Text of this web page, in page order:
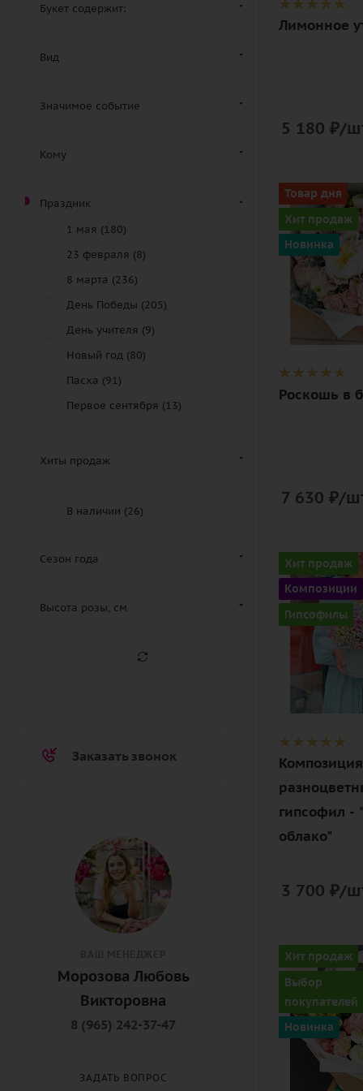
Лимонное
5 180 ₽/
Товар дня
Хит продаж
Новинка
Цвет
кремовый,
нежный,
розовый
Описание
пион,
роза
упаковка
Роскошь в
7 630 ₽/
Хит продаж
Композиции
Гипсофилы
Количество
7
Цвет
Описание
гипсофилы,
оазис, лента,
шляпная
коробка
гипсофил -
облако"
3 700 ₽/
Хит продаж
Выбор
покупателей
Новинка
Цвет
кремовый,
нежный,
розовый,
яркий
Описание
Букет содержит:
Вид
Значимое событие
Кому
Праздник
1 мая (180)
23 февраля (8)
8 марта (236)
День Победы (205)
День учителя (9)
Новый год (80)
Пасха (91)
Первое сентября (13)
Праздник матери (
Рождество (43
Хэллоуин (
Хиты продаж
В наличии (26)
Сезон года
Высота розы, см
Заказать звонок
Морозова Любовь
Викторовна
8 (965) 242-37-47
ЗАДАТЬ ВОПРОС